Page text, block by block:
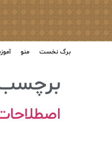
برگ نخست منو